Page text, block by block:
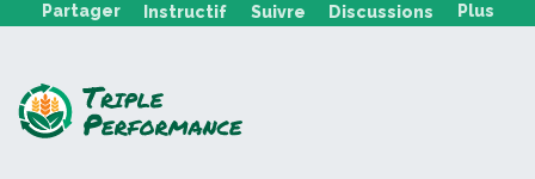
Partager Instructif Suivre Discussions Plus